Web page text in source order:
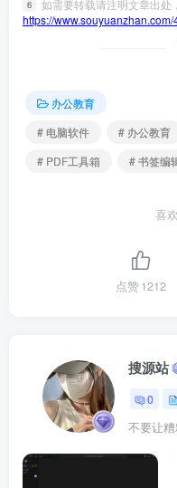
6
如需要转载请注明文章出处
https://www.souyuanzhan.com/
办公教育
# 电脑软件
# 办公教育
# PDF工具箱
# 书签编
喜
点赞1212
搜源站
0
不要让